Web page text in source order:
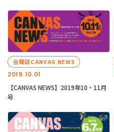
2019.10.01
会報誌CANVAS NEWS
【CANVAS NEWS】2019年10・11月
号